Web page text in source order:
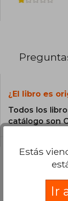
¿El libro es
Todos los
catálogo son
Preguntas
Estás
Ir